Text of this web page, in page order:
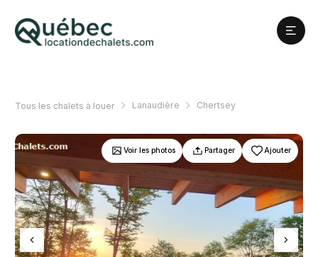
Tous les chalets à louer Lanaudière Chertsey
Voir les photos Partager Ajouter